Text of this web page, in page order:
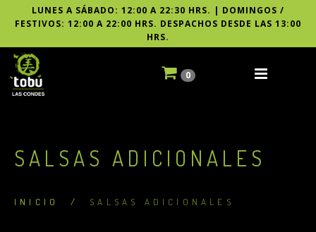
LUNES A SÁBADO: 12:00 A 22:30 HRS. | DOMINGOS /
FESTIVOS: 12:00 A 22:00 HRS. DESPACHOS DESDE LAS 13:00
HRS.
0
SALSAS ADICIONALES
INICIO / SALSAS ADICIONALES